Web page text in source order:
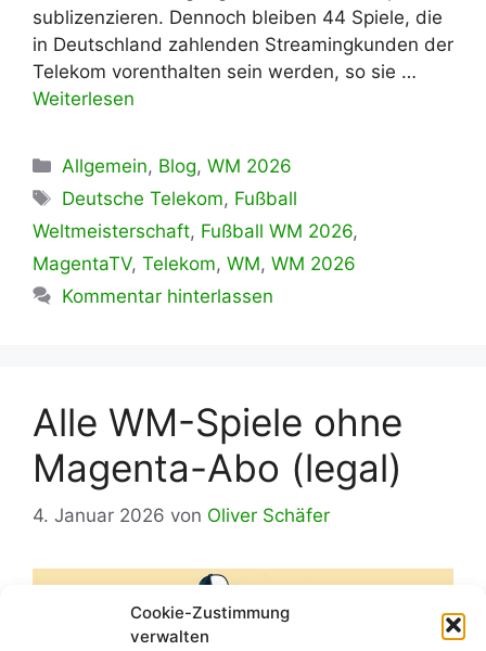
Cookie-Zustimmung
verwalten
sublizenzieren. Dennoch bleiben 44 Spiele, die
in Deutschland zahlenden Streamingkunden der
Telekom vorenthalten sein werden, so sie …
Weiterlesen
Kategorien
Allgemein, Blog,WM 2026
Schlagwörter
Deutsche Telekom, Fußball
Weltmeisterschaft, Fußball WM 2026,
MagentaTV, Telekom, WM, WM 2026
Kommentar hinterlassen
Alle WM-Spiele ohne
Magenta-Abo (legal)
4. Januar 2026 von Oliver Schäfer